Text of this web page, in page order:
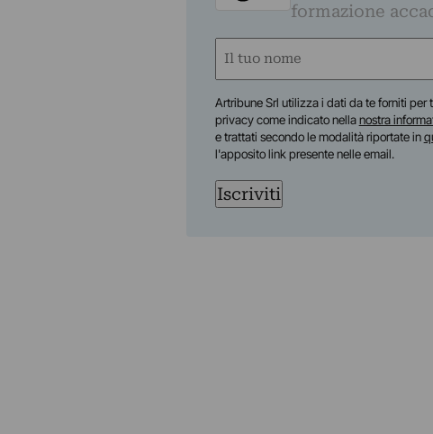
formazione
Nome
Artribune Srl utilizza i dati da te forniti per
privacy come indicato nellanostra
e trattati secondo le modalità riportate in
l'apposito link presente nelle email.
Iscriviti